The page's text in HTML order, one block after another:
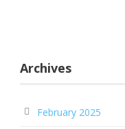
Archives
February 2025